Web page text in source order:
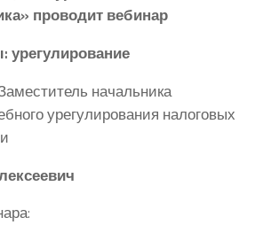
проводит вебинар
урегулирование
начальника
урегулирования налоговых